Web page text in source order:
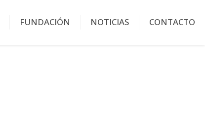
FUNDACIÓN NOTICIAS CONTACTO